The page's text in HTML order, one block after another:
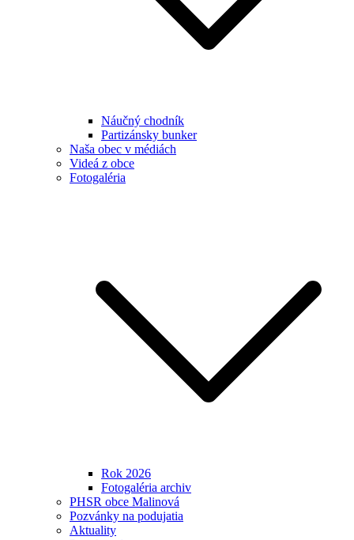
Náučný chodník
Partizánsky bunker
Naša obec v médiách
Videá z obce
Fotogaléria
Rok 2026
Fotogaléria archiv
PHSR obce Malinová
Pozvánky na podujatia
Aktuality